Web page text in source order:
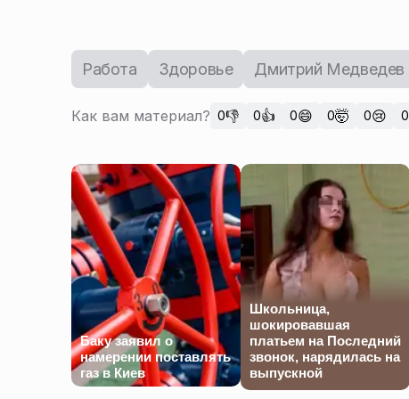
Работа Здоровье Дмитрий Медведев
Как вам материал? 0👎 0👍 0😄 0🤯 0😢 0
Баку заявил о
намерении поставлять
газ в Киев
Школьница,
шокировавшая
платьем на Последний
звонок, нарядилась на
выпускной